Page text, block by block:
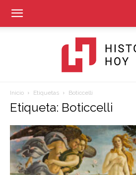
Hoy
Inicio Etiquetas Boticcelli
Etiqueta: Boticcelli